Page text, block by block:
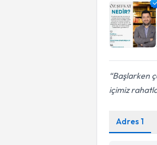
Başlarken
içimiz
Adres1